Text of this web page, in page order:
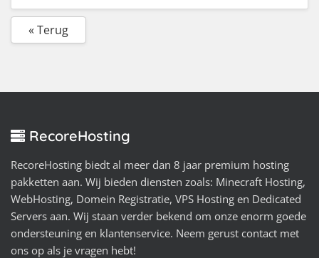
« Terug
RecoreHosting
RecoreHosting biedt al meer dan 8 jaar premium hosting
pakketten aan. Wij bieden diensten zoals: Minecraft Hosting,
WebHosting, Domein Registratie, VPS Hosting en Dedicated
Servers aan. Wij staan verder bekend om onze enorm goede
ondersteuning en klantenservice. Neem gerust contact met
ons op als je vragen hebt!